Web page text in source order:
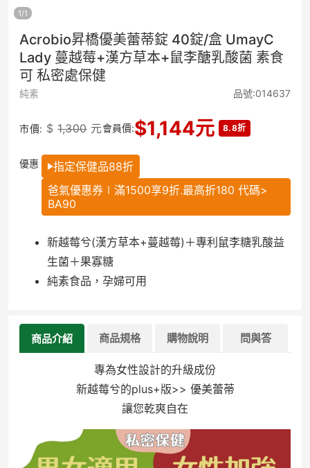
1/1
Acrobio昇橋優美蕾蒂錠 40錠/盒 UmayC
Lady 蔓越莓+漢方草本+鼠李醣乳酸菌 素食
可 私密處保健
純素 品號:014637
市價: $ 1,300 元會員價:$1,144元 8.8折
優惠
指定保健品88折
爸氣優惠券∣滿1500享9折.最高折180 代碼>
BA90
新越莓兮(漢方草本+蔓越莓)＋專利鼠李糖乳酸益
生菌＋果寡糖
純素食品，孕婦可用
商品介紹 商品規格 購物說明 問與答
專為女性設計的升級成份
新越莓兮的plus+版>> 優美蕾蒂
讓您乾爽自在